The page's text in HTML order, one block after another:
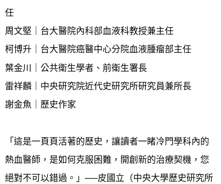
任
周文堅｜台大醫院內科部血液科教授兼主任
柯博升｜台大醫院癌醫中心分院血液腫瘤部主任
葉金川｜公共衛生學者、前衛生署長
雷祥麟｜中央研究院近代史研究所研究員兼所長
謝金魚｜歷史作家
「這是一頁頁活著的歷史，讓讀者一睹冷門學科內的
熱血醫師，是如何克服困難，開創新的治療契機，您
絕對不可以錯過。」──皮國立（中央大學歷史研究所